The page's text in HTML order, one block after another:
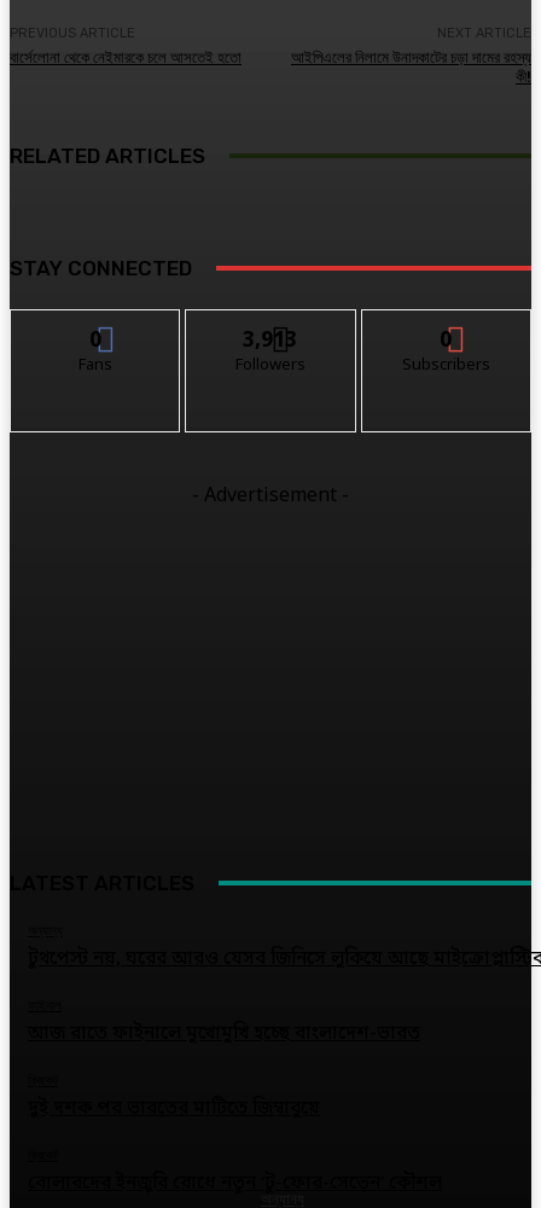
PREVIOUS ARTICLE
বার্সেলোনা থেকে নেইমারকে চলে আসতেই হতো
NEXT ARTICLE
আইপিএলের নিলামে উনাদকাটের চড়া দামের রহস্য
কী!
RELATED ARTICLES
STAY CONNECTED
0
Fans
3,913
Followers
0
Subscribers
- Advertisement -
টুথপেস্ট নয়, ঘরের আরও যেসব জিনিসে লুকিয়ে আছে